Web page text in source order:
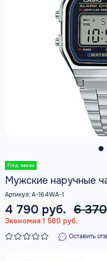
Мужские наручные
Артикул: A-164WA-1
4 790 руб. 6
Экономия 1 580 руб.
Оставить